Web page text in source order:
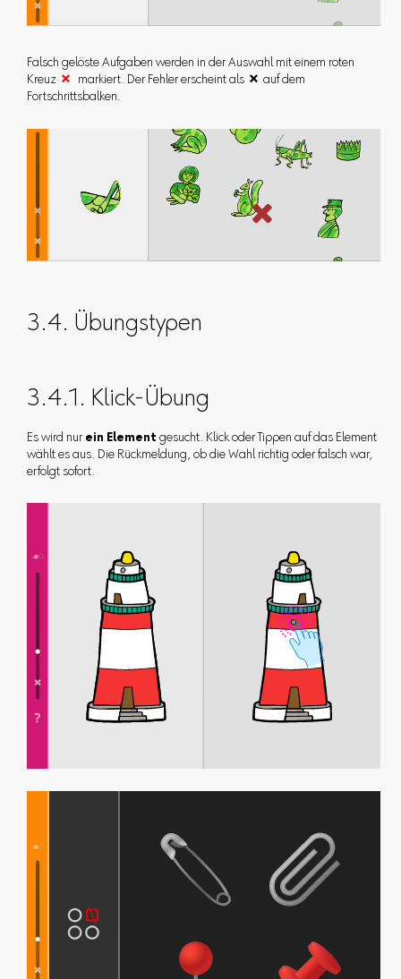
Falsch gelöste Aufgaben werden in der Auswahl mit einem roten
Kreuz markiert. Der Fehler erscheint als  auf dem
Fortschrittsbalken.
3.4. Übungstypen
3.4.1. Klick-Übung
Es wird nur ein Element gesucht. Klick oder Tippen auf das Element
wählt es aus. Die Rückmeldung, ob die Wahl richtig oder falsch war,
erfolgt sofort.